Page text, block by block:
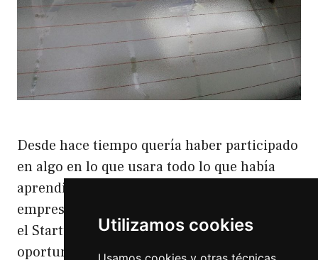
Utilizamos cookies
Desde hace tiempo quería haber participado
en algo en lo que usara todo lo que había
aprendido sobre emprendimiento, crear
empresar, el modelo canvas, lean startup y
el Startup Weekend Santander era mi
oportunidad.A se desarrollaba en mi